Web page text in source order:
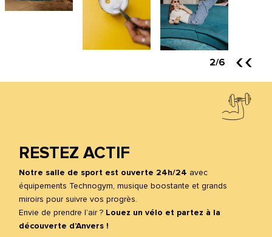
2/6
RESTEZ ACTIF
Notre salle de sport est ouverte 24h/24 avec
équipements Technogym, musique boostante et grands
miroirs pour suivre vos progrès.
Envie de prendre l’air ?Louez un vélo et partez à la
découverte d’Anvers !